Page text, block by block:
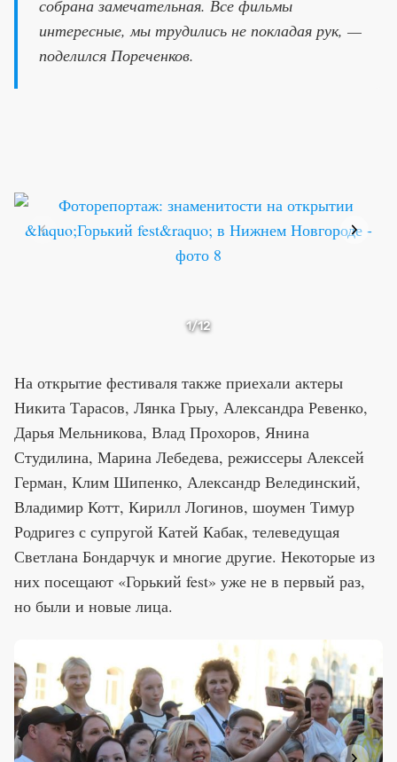
собрана замечательная. Все фильмы
интересные, мы трудились не покладая рук, —
поделился Пореченков.
1/12
На открытие фестиваля также приехали актеры
Никита Тарасов, Лянка Грыу, Александра Ревенко,
Дарья Мельникова, Влад Прохоров, Янина
Студилина, Марина Лебедева, режиссеры Алексей
Герман, Клим Шипенко, Александр Велединский,
Владимир Котт, Кирилл Логинов, шоумен Тимур
Родригез с супругой Катей Кабак, телеведущая
Светлана Бондарчук и многие другие. Некоторые из
них посещают «Горький fest» уже не в первый раз,
но были и новые лица.